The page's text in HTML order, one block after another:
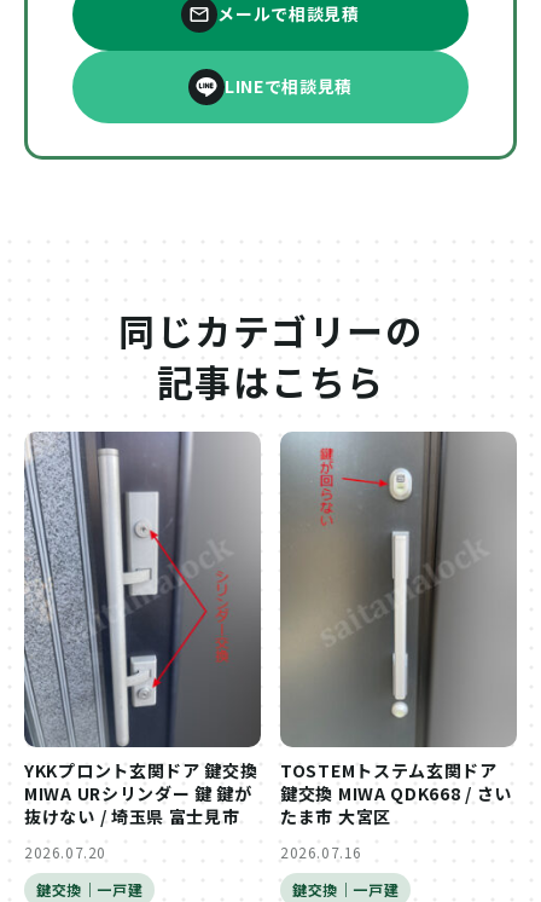
メールで相談見積
LINEで相談見積
同じカテゴリーの
記事はこちら
YKKプロント玄関ドア 鍵交換
MIWA URシリンダー 鍵 鍵が
抜けない / 埼玉県 富士見市
2026.07.20
鍵交換｜一戸建
TOSTEMトステム玄関ドア
鍵交換 MIWA QDK668 / さい
たま市 大宮区
2026.07.16
鍵交換｜一戸建